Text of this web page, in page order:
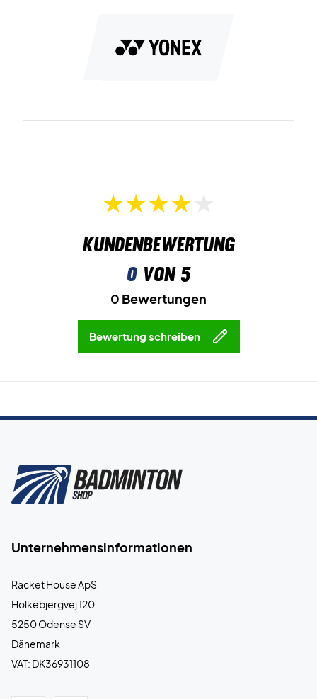
beschädigt werden.
Platz für Ihre Ausrüstung und der Möglichkeit, Ihre
Kundenbewertung
0von 5
0 Bewertungen
Bewertung schreiben
Unternehmensinformationen
Racket House ApS
Holkebjergvej 120
5250 Odense SV
Dänemark
VAT: DK36931108